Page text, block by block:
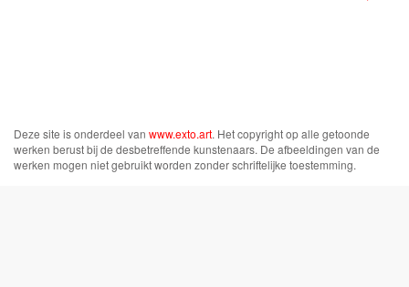
Deze site is onderdeel van www.exto.art. Het copyright op alle getoonde
werken berust bij de desbetreffende kunstenaars. De afbeeldingen van de
werken mogen niet gebruikt worden zonder schriftelijke toestemming.